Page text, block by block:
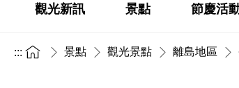
觀光新訊 景點 節慶活
::: 景點 觀光景點 離島地區